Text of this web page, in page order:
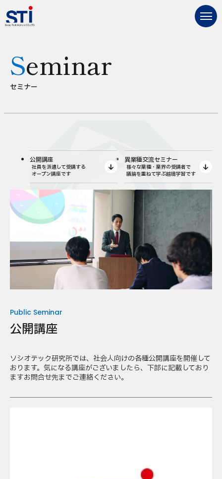
Seminar
セミナー
公開講座
社員を派遣して受講する
オープン講座です
異業種交流セミナー
様々な業種・業界の受講者で
議論を重ねて学ぶ越境学習です
Public Seminar
公開講座
ソシオテック研究所では、社会人向けの各種公開講座を開催して
おります。気になる講座がございましたら、下部に記載しており
ますお問合せ先までご連絡ください。